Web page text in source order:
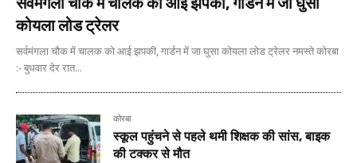
कोयला लोड ट्रेलर
सर्वमंगला चौक में चालक को आई झपकी, गार्डन में जा घुसा कोयला लोड ट्रेलर नमस्ते कोरबा
:- बुधवार देर रात...
कोरबा
स्कूल पहुंचने से पहले थमी शिक्षक की सांस, बाइक
की टक्कर से मौत